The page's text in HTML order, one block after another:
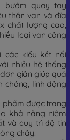
bướm quay tay
thân van và đĩa
chất lượng cao,
loại van công
các kiểu kết nối
nhiều hệ thống
giản giúp quá
chóng, linh động
phẩm được trang
khả năng niêm
và duy trì độ tin
chảy.